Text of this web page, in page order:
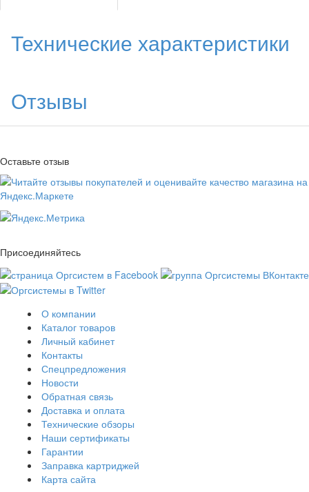
Технические характеристики
Отзывы
Оставьте отзыв
Присоединяйтесь
О компании
Каталог товаров
Личный кабинет
Контакты
Спецпредложения
Новости
Обратная связь
Доставка и оплата
Технические обзоры
Наши сертификаты
Гарантии
Заправка картриджей
Карта сайта